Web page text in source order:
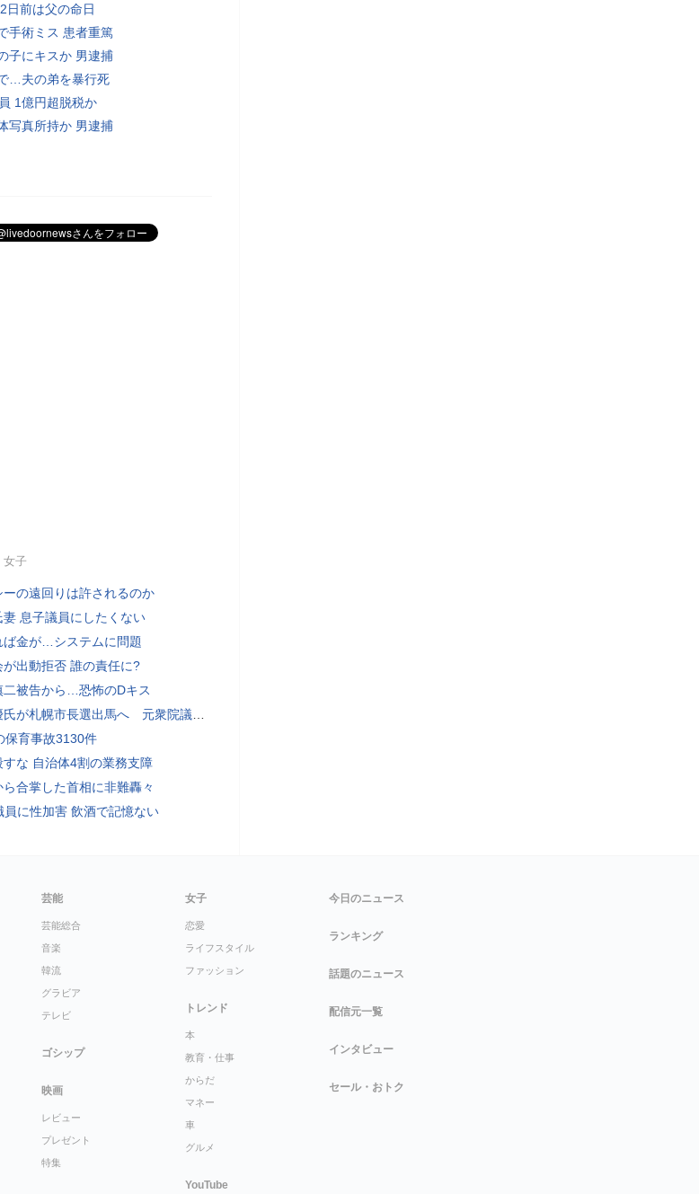
日前は父の命日
手術ミス 患者重篤
子にキスか 男逮捕
…夫の弟を暴行死
1億円超脱税か
写真所持か 男逮捕
女子
ーの遠回りは許されるのか
妻 息子議員にしたくない
ば金が…システムに問題
が出動拒否 誰の責任に?
二被告から…恐怖のDキス
札幌市長選出馬へ 元衆院議員、中道に離党届
保育事故3130件
すな 自治体4割の業務支障
ら合掌した首相に非難轟々
員に性加害 飲酒で記憶ない
芸能
芸能総合
音楽
韓流
グラビア
テレビ
ゴシップ
映画
レビュー
プレゼント
特集
女子
恋愛
ライフスタイル
ファッション
トレンド
本
教育・仕事
からだ
マネー
車
グルメ
YouTube
今日のニュース
ランキング
話題のニュース
配信元一覧
インタビュー
セール・おトク